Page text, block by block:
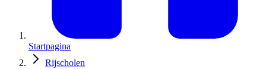
Startpagina
Rijscholen